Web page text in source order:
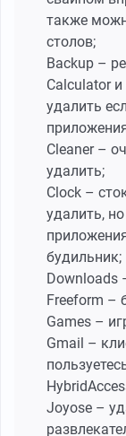
также
столов;
Backup –
Calculator
удалить
Cleaner –
удалить;
Clock –
удалить,
будильник;
Downloads
Freeform –
Games –
Gmail –
Joyose –